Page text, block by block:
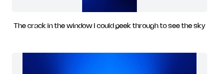
The crack in the window I could peek through to see the sky